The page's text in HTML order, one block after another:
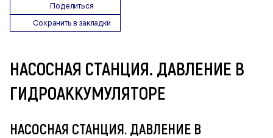
Поделиться
Сохранить в закладки
НАСОСНАЯ СТАНЦИЯ. ДАВЛЕНИЕ В
ГИДРОАККУМУЛЯТОРЕ
НАСОСНАЯ СТАНЦИЯ. ДАВЛЕНИЕ В